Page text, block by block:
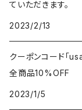
ていただきます。
2023/2/13
クーポンコード「
全商品10%OFF
2023/1/5